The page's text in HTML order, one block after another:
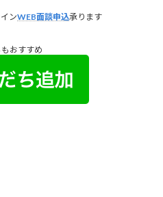
ンWEB面談申込承ります
もおすすめ